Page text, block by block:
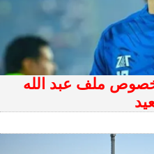
ملف عبد الله